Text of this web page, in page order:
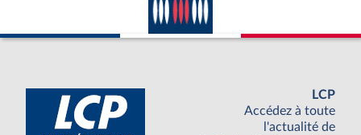
LCP
Accédez à toute
l'actualité de